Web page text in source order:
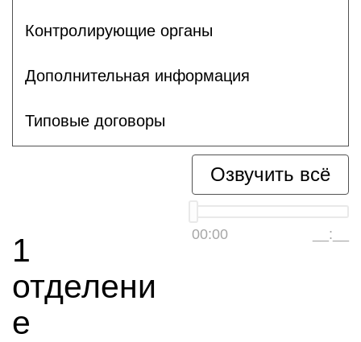
Контролирующие органы
Дополнительная информация
Типовые договоры
Озвучить всё
00:00 __:__
1
отделени
е